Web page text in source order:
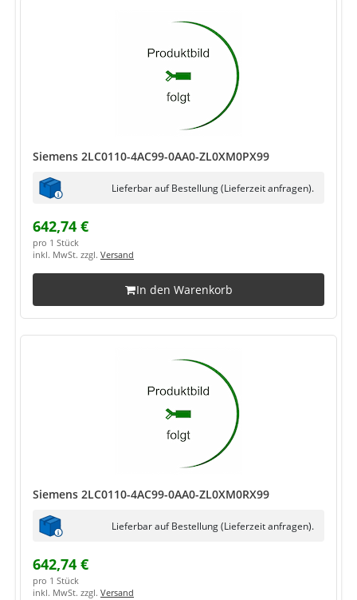
Siemens 2LC0110-4AC99-0AA0-ZL0XM0PX99
Lieferbar auf Bestellung (Lieferzeit anfragen).
642,74 €
pro 1 Stück
inkl. MwSt. zzgl. Versand
In den Warenkorb
Siemens 2LC0110-4AC99-0AA0-ZL0XM0RX99
Lieferbar auf Bestellung (Lieferzeit anfragen).
642,74 €
pro 1 Stück
inkl. MwSt. zzgl. Versand